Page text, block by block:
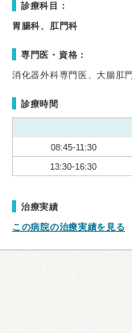
診療科目：
胃腸科、肛門科
専門医・資格：
消化器外科専門医、大腸肛
診療時間
08:45-11:30
13:30-16:30
治療実績
この病院の治療実績を見る